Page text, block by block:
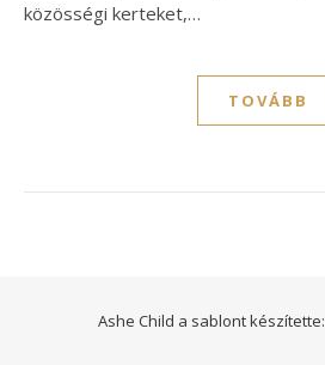
közösségi kerteket,…
TOVÁBB
Ashe Child a sablont készítette: